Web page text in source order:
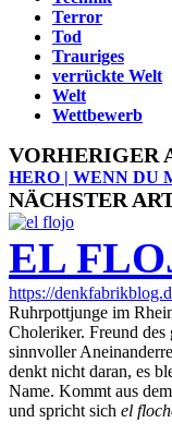
Terror
Tod
Trauriges
verrückte Welt
Welt
Wettbewerb
VORHERIGER
HERO | WENN DU
NÄCHSTER
EL
https://
Ruhrpottjunge im
Choleriker. Freund
sinnvoller
denkt nicht daran, es
Name. Kommt aus
und spricht sich el